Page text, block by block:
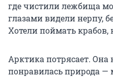
где чистили лежбища
глазами видели нерпу,
Хотели поймать
Арктика потрясает. Она
понравилась природа